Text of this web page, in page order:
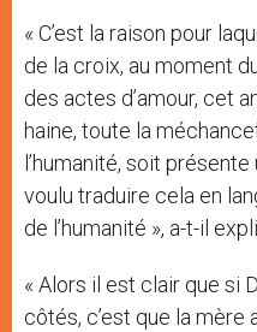
« C’est la raison pour
de la croix, au moment
des actes d’amour, cet
haine, toute la
l’humanité, soit
voulu traduire cela en
de l’humanité », a-t-il
« Alors il est clair que si
côtés, c’est que la mère